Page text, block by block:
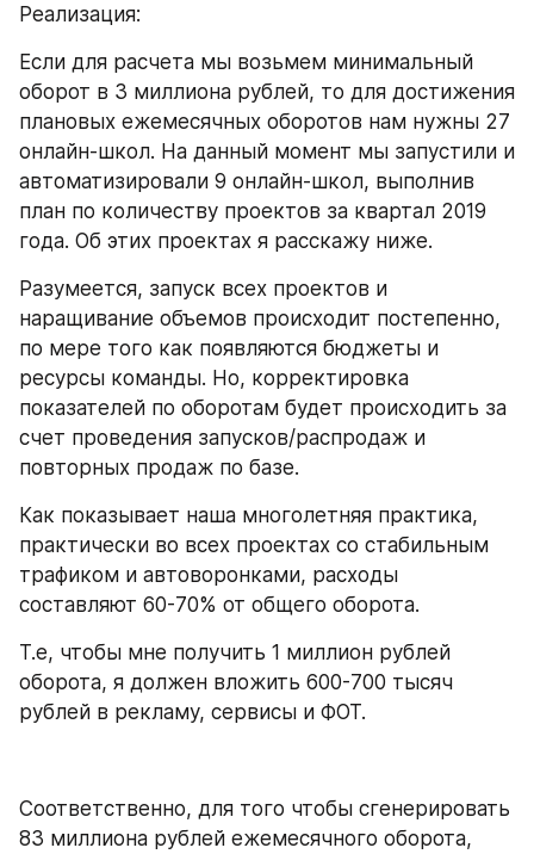
Реализация:
Если для расчета мы возьмем минимальный
оборот в 3 миллиона рублей, то для достижения
плановых ежемесячных оборотов нам нужны 27
онлайн-школ. На данный момент мы запустили и
автоматизировали 9 онлайн-школ, выполнив
план по количеству проектов за квартал 2019
года. Об этих проектах я расскажу ниже.
Разумеется, запуск всех проектов и
наращивание объемов происходит постепенно,
по мере того как появляются бюджеты и
ресурсы команды. Но, корректировка
показателей по оборотам будет происходить за
счет проведения запусков/распродаж и
повторных продаж по базе.
Как показывает наша многолетняя практика,
практически во всех проектах со стабильным
трафиком и автоворонками, расходы
составляют 60-70% от общего оборота.
Т.е, чтобы мне получить 1 миллион рублей
оборота, я должен вложить 600-700 тысяч
рублей в рекламу, сервисы и ФОТ.
Соответственно, для того чтобы сгенерировать
83 миллиона рублей ежемесячного оборота,